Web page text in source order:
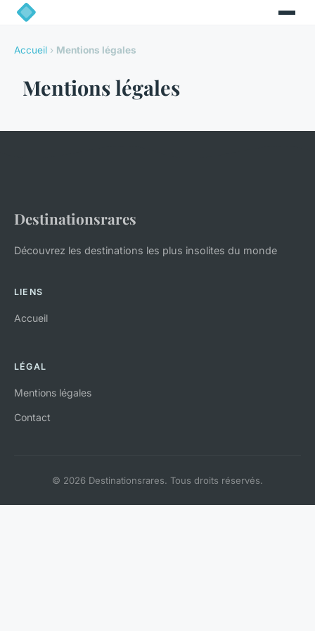
Accueil › Mentions légales
Mentions légales
Destinationsrares
Découvrez les destinations les plus insolites du monde
LIENS
Accueil
LÉGAL
Mentions légales
Contact
© 2026 Destinationsrares. Tous droits réservés.